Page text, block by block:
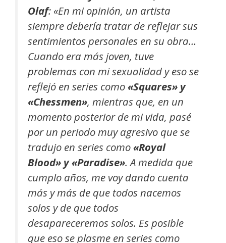
Olaf: «En mi opinión, un artista
siempre debería tratar de reflejar sus
sentimientos personales en su obra…
Cuando era más joven, tuve
problemas con mi sexualidad y eso se
reflejó en series como«Squares» y
«Chessmen», mientras que, en un
momento posterior de mi vida, pasé
por un periodo muy agresivo que se
tradujo en series como«Royal
Blood» y «Paradise». A medida que
cumplo años, me voy dando cuenta
más y más de que todos nacemos
solos y de que todos
desapareceremos solos. Es posible
que eso se plasme en series como